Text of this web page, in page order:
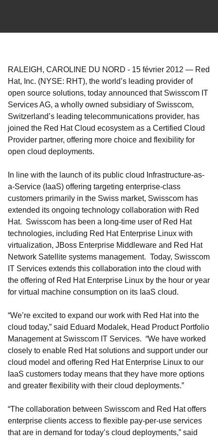
RALEIGH, CAROLINE DU NORD - 15 février 2012 — Red
Hat, Inc. (NYSE: RHT), the world’s leading provider of
open source solutions, today announced that Swisscom IT
Services AG, a wholly owned subsidiary of Swisscom,
Switzerland’s leading telecommunications provider, has
joined the Red Hat Cloud ecosystem as a Certified Cloud
Provider partner, offering more choice and flexibility for
open cloud deployments.
In line with the launch of its public cloud Infrastructure-as-
a-Service (IaaS) offering targeting enterprise-class
customers primarily in the Swiss market, Swisscom has
extended its ongoing technology collaboration with Red
Hat. Swisscom has been a long-time user of Red Hat
technologies, including Red Hat Enterprise Linux with
virtualization, JBoss Enterprise Middleware and Red Hat
Network Satellite systems management. Today, Swisscom
IT Services extends this collaboration into the cloud with
the offering of Red Hat Enterprise Linux by the hour or year
for virtual machine consumption on its IaaS cloud.
“We’re excited to expand our work with Red Hat into the
cloud today,” said Eduard Modalek, Head Product Portfolio
Management at Swisscom IT Services. “We have worked
closely to enable Red Hat solutions and support under our
cloud model and offering Red Hat Enterprise Linux to our
IaaS customers today means that they have more options
and greater flexibility with their cloud deployments.”
“The collaboration between Swisscom and Red Hat offers
enterprise clients access to flexible pay-per-use services
that are in demand for today’s cloud deployments,” said